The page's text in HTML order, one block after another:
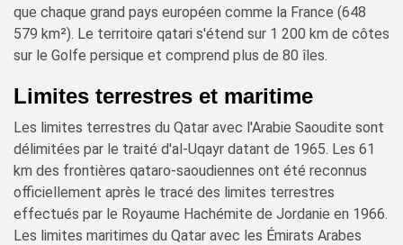
que chaque grand pays européen comme la France (648
579 km²). Le territoire qatari s'étend sur 1 200 km de côtes
sur le Golfe persique et comprend plus de 80 îles.
Limites terrestres et maritime
Les limites terrestres du Qatar avec l'Arabie Saoudite sont
délimitées par le traité d'al-Uqayr datant de 1965. Les 61
km des frontières qataro-saoudiennes ont été reconnus
officiellement après le tracé des limites terrestres
effectués par le Royaume Hachémite de Jordanie en 1966.
Les limites maritimes du Qatar avec les Émirats Arabes